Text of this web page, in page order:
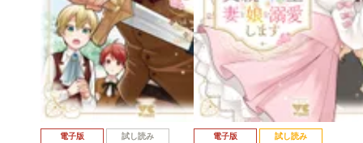
電子版 試し読み 電子版 試し読み